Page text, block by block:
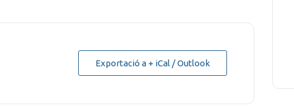
Exportació a + iCal / Outlook